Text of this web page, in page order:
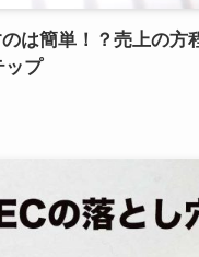
は簡単！？売上の方
ップ